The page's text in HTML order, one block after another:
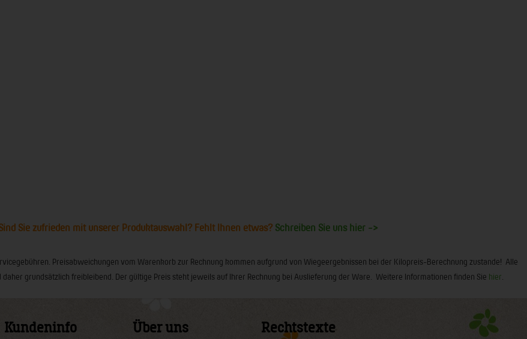
Sie zufrieden mit unserer Produktauswahl? Fehlt Ihnen etwas? Schreiben Sie uns hier ->
Preisabweichungen vom Warenkorb zur Rechnung kommen aufgrund von Wiegeergebnissen bei der Kilopreis-Berechnung zustande! Alle
grundsätzlich freibleibend. Der gültige Preis steht jeweils auf Ihrer Rechnung bei Auslieferung der Ware. Weitere Informationen finden Sie hier
Kundeninfo Über uns Rechtstexte